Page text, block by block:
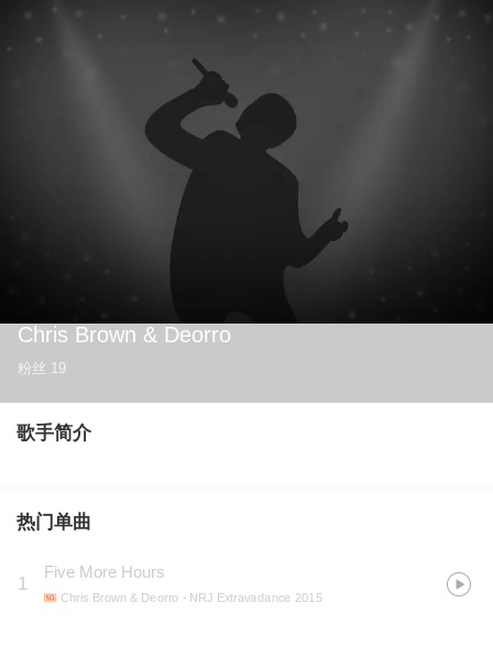
Chris Brown & Deorro
粉丝 19
歌手简介
热门单曲
1
Five More Hours
Chris Brown & Deorro - NRJ Extravadance 2015